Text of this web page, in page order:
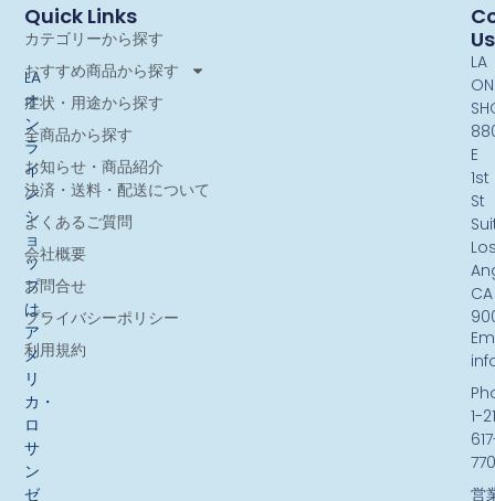
LA
オ
ン
ラ
イ
ン
シ
ョ
ッ
プ
は、
ア
メ
リ
カ・
ロ
サ
ン
ゼ
Quick Links
カテゴリーから探す
おすすめ商品から探す
症状・用途から探す
全商品から探す
お知らせ・商品紹介
決済・送料・配送について
よくあるご質問
会社概要
お問合せ
プライバシーポリシー
利用規約
Us
LA
E
1st
St
CA
1-
営